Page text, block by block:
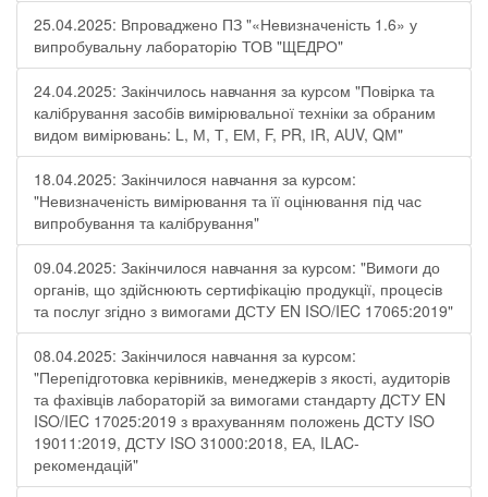
25.04.2025: Впроваджено ПЗ "«Невизначеність 1.6» у
випробувальну лабораторію ТОВ "ЩЕДРО"
24.04.2025: Закінчилось навчання за курсом "Повірка та
калібрування засобів вимірювальної техніки за обраним
видом вимірювань: L, М, Т, ЕМ, F, РR, ІR, АUV, QМ"
18.04.2025: Закінчилося навчання за курсом:
"Невизначеність вимірювання та її оцінювання під час
випробування та калібрування"
09.04.2025: Закінчилося навчання за курсом: "Вимоги до
органів, що здійснюють сертифікацію продукції, процесів
та послуг згідно з вимогами ДСТУ EN ISO/IEC 17065:2019"
08.04.2025: Закінчилося навчання за курсом:
"Перепідготовка керівників, менеджерів з якості, аудиторів
та фахівців лабораторій за вимогами стандарту ДСТУ EN
ISO/IEC 17025:2019 з врахуванням положень ДСТУ ISO
19011:2019, ДСТУ ISO 31000:2018, ЕА, ILAC-
рекомендацій"